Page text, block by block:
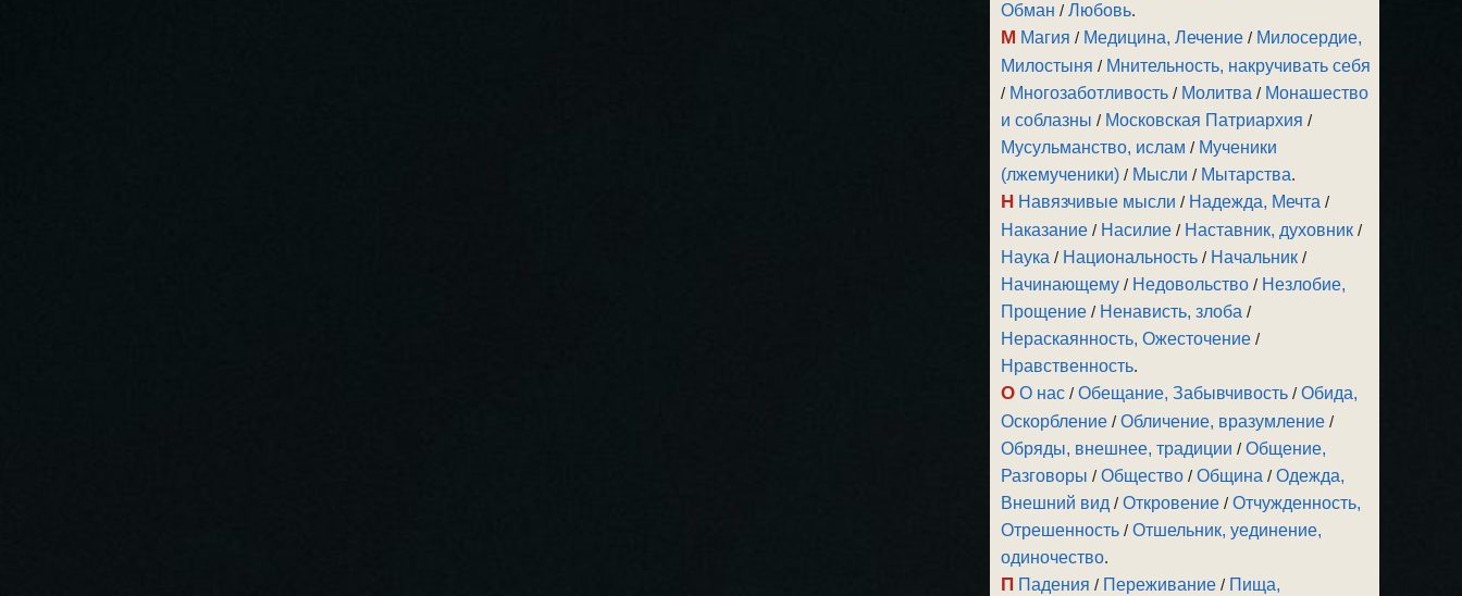
Обман /Любовь.
М Магия / Медицина, Лечение / Милосердие,
Милостыня / Мнительность, накручивать себя
/ Многозаботливость / Молитва / Монашество
и соблазны / Московская Патриархия /
Мусульманство, ислам / Мученики
(лжемученики) / Мысли / Мытарства.
Н Навязчивые мысли / Надежда, Мечта /
Наказание / Насилие / Наставник, духовник /
Наука / Национальность / Начальник /
Начинающему / Недовольство / Незлобие,
Прощение / Ненависть, злоба /
Нераскаянность, Ожесточение /
Нравственность.
О О нас /Обещание, Забывчивость /Обида,
Оскорбление /Обличение, вразумление /
Обряды, внешнее, традиции /Общение,
Разговоры /Общество /Община /Одежда,
Внешний вид /Откровение /Отчужденность,
Отрешенность /Отшельник, уединение,
одиночество.
П Падения / Переживание / Пища,